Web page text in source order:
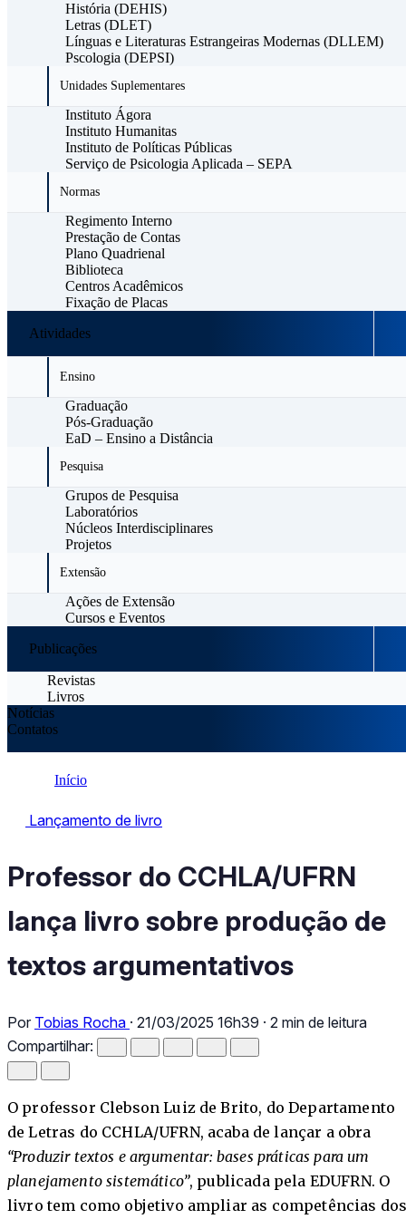
História (DEHIS)
Letras (DLET)
Línguas e Literaturas Estrangeiras Modernas (DLLEM)
Pscologia (DEPSI)
Unidades Suplementares
Instituto Ágora
Instituto Humanitas
Instituto de Políticas Públicas
Serviço de Psicologia Aplicada – SEPA
Normas
Regimento Interno
Prestação de Contas
Plano Quadrienal
Biblioteca
Centros Acadêmicos
Fixação de Placas
Atividades
Ensino
Graduação
Pós-Graduação
EaD – Ensino a Distância
Pesquisa
Grupos de Pesquisa
Laboratórios
Núcleos Interdisciplinares
Projetos
Extensão
Ações de Extensão
Cursos e Eventos
Publicações
Revistas
Livros
Notícias
Contatos
Início
Lançamento de livro
Lançamento de livro
Professor do CCHLA/UFRN
lança livro sobre produção de
textos argumentativos
Por Tobias Rocha · 21/03/2025 16h39 · 2 min de leitura
Compartilhar:
O professor Clebson Luiz de Brito, do Departamento
de Letras do CCHLA/UFRN, acaba de lançar a obra
“Produzir textos e argumentar: bases práticas para um
planejamento sistemático”, publicada pela EDUFRN. O
livro tem como objetivo ampliar as competências